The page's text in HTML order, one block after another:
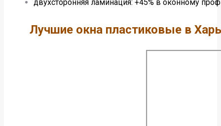
двухсторонняя ламинация: +45% в оконному
Лучшие окна пластиковые в